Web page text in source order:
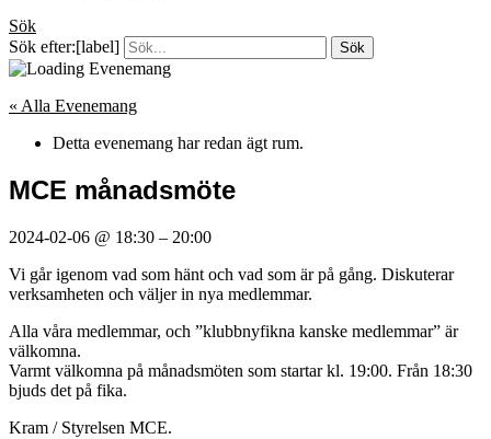
Sök
Sök efter:[label]
« Alla Evenemang
Detta evenemang har redan ägt rum.
MCE månadsmöte
2024-02-06 @ 18:30 – 20:00
Vi går igenom vad som hänt och vad som är på gång. Diskuterar
verksamheten och väljer in nya medlemmar.
Alla våra medlemmar, och ”klubbnyfikna kanske medlemmar” är
välkomna.
Varmt välkomna på månadsmöten som startar kl. 19:00. Från 18:30
bjuds det på fika.
Kram / Styrelsen MCE.